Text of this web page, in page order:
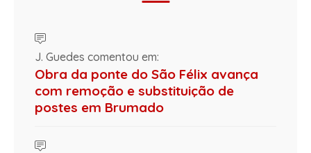
J. Guedes comentou em:
Obra da ponte do São Félix avança
com remoção e substituição de
postes em Brumado